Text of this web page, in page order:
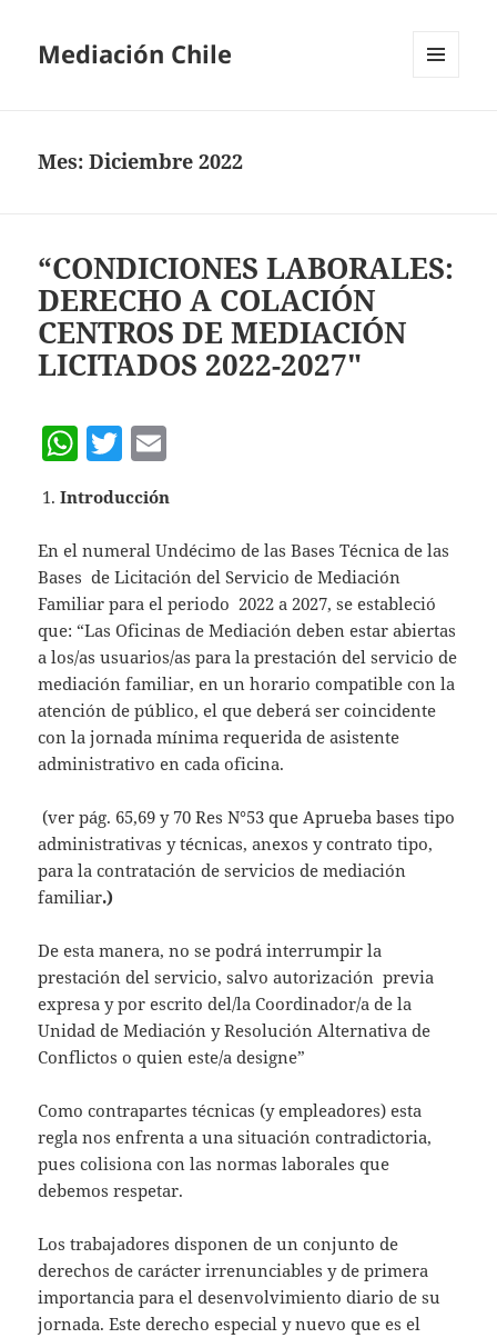
Mediación Chile
Mes:Diciembre 2022
“CONDICIONES LABORALES:
DERECHO A COLACIÓN
CENTROS DE MEDIACIÓN
LICITADOS 2022-2027″
W
at
s
A
p
p
T
w
itt
er
ai
l
Introducción
En el numeral Undécimo de las Bases Técnica de las
Bases de Licitación del Servicio de Mediación
Familiar para el periodo 2022 a 2027, se estableció
que: “Las Oficinas de Mediación deben estar abiertas
a los/as usuarios/as para la prestación del servicio de
mediación familiar, en un horario compatible con la
atención de público, el que deberá ser coincidente
con la jornada mínima requerida de asistente
administrativo en cada oficina.
(ver pág. 65,69 y 70 Res N°53 que Aprueba bases tipo
administrativas y técnicas, anexos y contrato tipo,
para la contratación de servicios de mediación
familiar.)
De esta manera, no se podrá interrumpir la
prestación del servicio, salvo autorización previa
expresa y por escrito del/la Coordinador/a de la
Unidad de Mediación y Resolución Alternativa de
Conflictos o quien este/a designe”
Como contrapartes técnicas (y empleadores) esta
regla nos enfrenta a una situación contradictoria,
pues colisiona con las normas laborales que
debemos respetar.
Los trabajadores disponen de un conjunto de
derechos de carácter irrenunciables y de primera
importancia para el desenvolvimiento diario de su
jornada. Este derecho especial y nuevo que es el